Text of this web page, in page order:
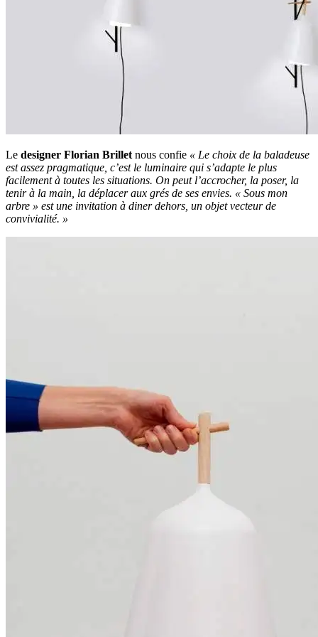
Le designer Florian Brillet nous confie « Le choix de la baladeuse
est assez pragmatique, c’est le luminaire qui s’adapte le plus
facilement à toutes les situations. On peut l’accrocher, la poser, la
tenir à la main, la déplacer aux grés de ses envies. « Sous mon
arbre » est une invitation à diner dehors, un objet vecteur de
convivialité. »